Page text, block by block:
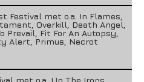
Festival met o.a. In Flames,
Overkill, Death Angel,
Prevail, Fit For An Autopsy,
Alert, Primus, Necrot
met o.a. Up The Irons